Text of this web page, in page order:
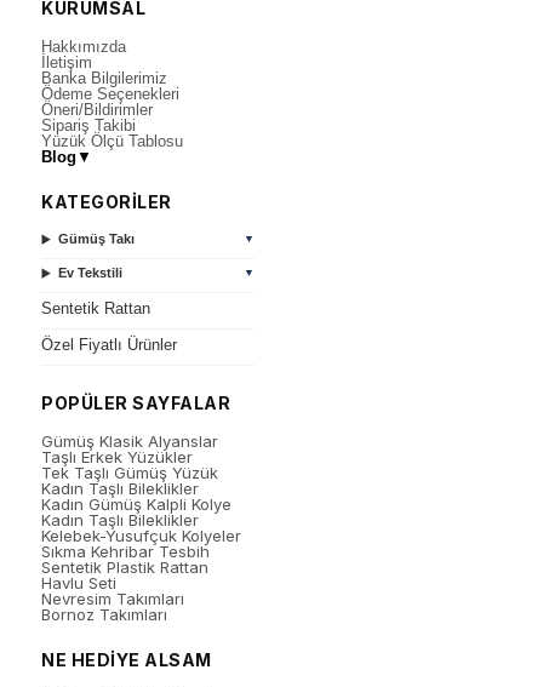
KURUMSAL
Hakkımızda
İletişim
Banka Bilgilerimiz
Ödeme Seçenekleri
Öneri/Bildirimler
Sipariş Takibi
Yüzük Ölçü Tablosu
Blog ▼
KATEGORİLER
Gümüş Takı ▼
Ev Tekstili ▼
Sentetik Rattan
Özel Fiyatlı Ürünler
POPÜLER SAYFALAR
Gümüş Klasik Alyanslar
Taşlı Erkek Yüzükler
Tek Taşlı Gümüş Yüzük
Kadın Taşlı Bileklikler
Kadın Gümüş Kalpli Kolye
Kadın Taşlı Bileklikler
Kelebek-Yusufçuk Kolyeler
Sıkma Kehribar Tesbih
Sentetik Plastik Rattan
Havlu Seti
Nevresim Takımları
Bornoz Takımları
NE HEDİYE ALSAM